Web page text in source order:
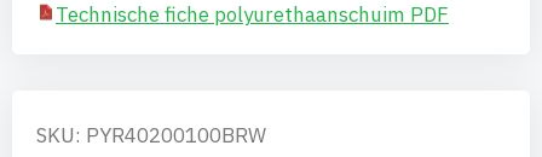
Technische fiche polyurethaanschuim PDF
SKU: PYR40200100BRW